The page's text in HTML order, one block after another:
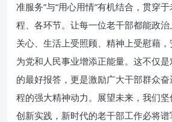
准服务”与“用心用情”有机结合，贯穿
程、各环节。让每一位老干部都能政
关心、生活上受照顾、精神上受慰藉
为党和人民事业增添正能量。这不仅
的最好报答，更是激励广大干部群众
程的强大精神动力。展望未来，我们
创新实践，新时代的老干部工作必将